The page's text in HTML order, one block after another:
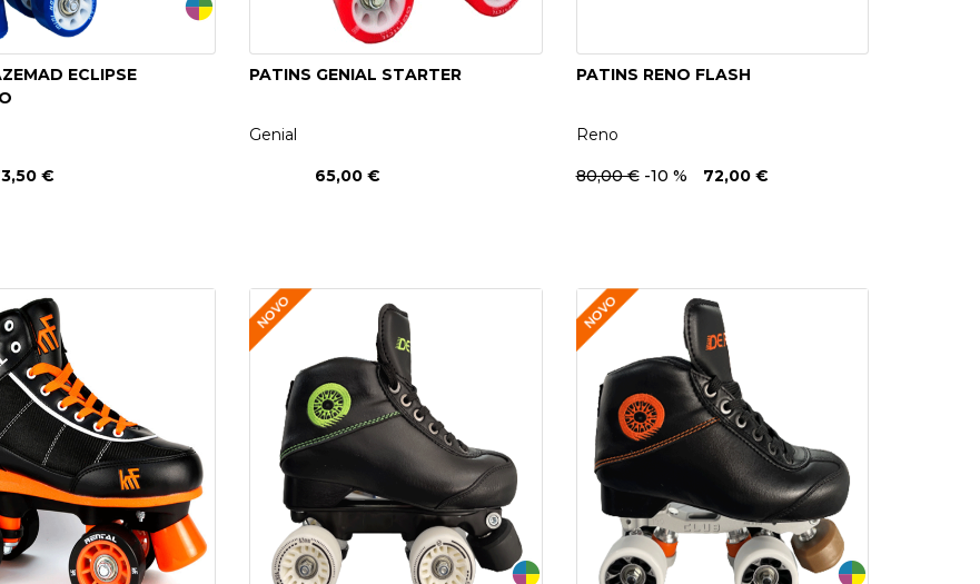
ECLIPSE
€
PATINS GENIAL STARTER
Genial
65,00 €
PATINS RENO FLASH
Reno
80,00 € -10 % 72,00 €